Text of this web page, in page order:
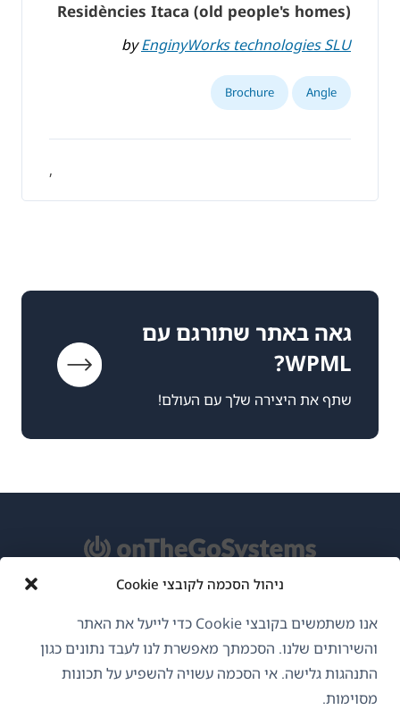
ניהול הסכמה לקובצי Cookie
אנו משתמשים בקובצי Cookie כדי לייעל את האתר
והשירותים שלנו. הסכמתך מאפשרת לנו לעבד נתונים כגון
התנהגות גלישה. אי הסכמה עשויה להשפיע על תכונות
מסוימות.
Residències Itaca (old people's homes)
byEnginyWorks technologies SLU
Angle
Brochure
,
גאה באתר שתורגם עם
WPML?
שתף את היצירה שלך עם העולם!
GDPR ומדיניות פרטיות
הצטרף לצוות שלנו(נפתח